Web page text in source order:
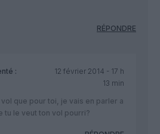
RÉPONDRE
:
12 février 2014 - 17 h
13 min
que pour toi, je vais en parler a
tu le veut ton vol pourri?